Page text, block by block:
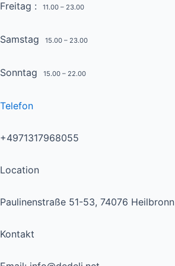
Freitag : 11.00 – 23.00
Samstag 15.00 – 23.00
Sonntag 15.00 – 22.00
Telefon
+4971317968055
Location
Paulinenstraße 51-53, 74076 Heilbronn
Kontakt